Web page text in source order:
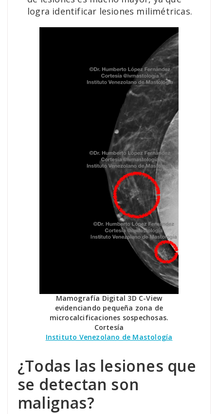
logra identificar lesiones milimétricas.
Mamografía Digital 3D C-View
evidenciando pequeña zona de
microcalcificaciones sospechosas.
Cortesía
Instituto Venezolano de Mastología
¿Todas las lesiones que
se detectan son
malignas?